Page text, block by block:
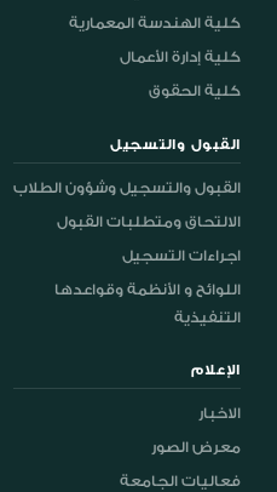
كلية الهندسة المعمارية
كلية إدارة الأعمال
كلية الحقوق
القبول والتسجيل
القبول والتسجيل وشؤون الطلاب
الالتحاق ومتطلبات القبول
اجراءات التسجيل
اللوائح و الأنظمة وقواعدها
التنفيذية
الإعلام
الاخبار
معرض الصور
فعاليات الجامعة